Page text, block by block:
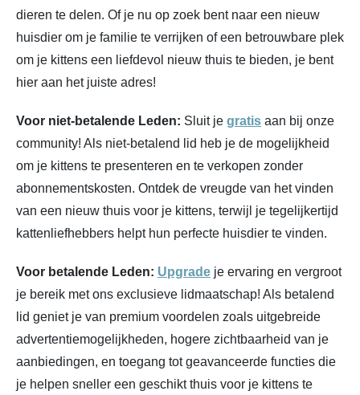
dieren te delen. Of je nu op zoek bent naar een nieuw
huisdier om je familie te verrijken of een betrouwbare plek
om je kittens een liefdevol nieuw thuis te bieden, je bent
hier aan het juiste adres!
Voor niet-betalende Leden: Sluit je gratis aan bij onze
community! Als niet-betalend lid heb je de mogelijkheid
om je kittens te presenteren en te verkopen zonder
abonnementskosten. Ontdek de vreugde van het vinden
van een nieuw thuis voor je kittens, terwijl je tegelijkertijd
kattenliefhebbers helpt hun perfecte huisdier te vinden.
Voor betalende Leden: Upgrade je ervaring en vergroot
je bereik met ons exclusieve lidmaatschap! Als betalend
lid geniet je van premium voordelen zoals uitgebreide
advertentiemogelijkheden, hogere zichtbaarheid van je
aanbiedingen, en toegang tot geavanceerde functies die
je helpen sneller een geschikt thuis voor je kittens te